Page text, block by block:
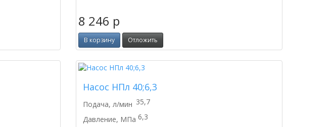
8 246 p
В корзину Отложить
Насос НПл 40;6,3
Подача, л/мин 35,7
Давление, МПа 6,3